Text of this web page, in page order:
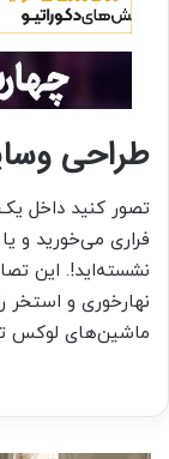
طراحی
تصور کنید داخل یک
فراری می‌خورید و
نشسته‌اید!. این
نهارخوری و استخر
ماشین‌های لوکس